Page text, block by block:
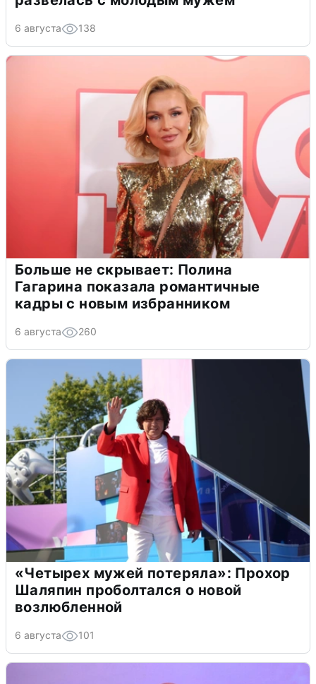
6 августа 138
Больше не скрывает: Полина
Гагарина показала романтичные
кадры с новым избранником
6 августа 260
«Четырех мужей потеряла»: Прохор
Шаляпин проболтался о новой
возлюбленной
6 августа 101